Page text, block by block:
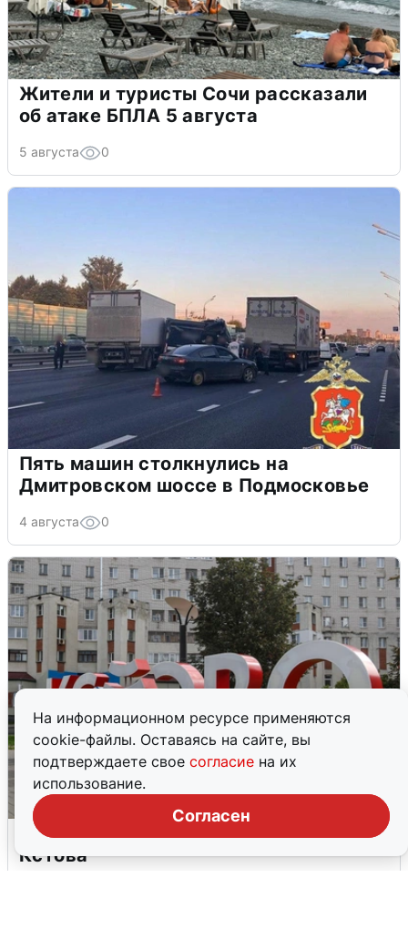
На информационном ресурсе применяются
cookie-файлы. Оставаясь на сайте, вы
подтверждаете свое согласие на их
использование.
Согласен
Жители и туристы Сочи рассказали
об атаке БПЛА 5 августа
5 августа 0
Пять машин столкнулись на
Дмитровском шоссе в Подмосковье
4 августа 0
Грохот в небе разбудил жителей
Кстова